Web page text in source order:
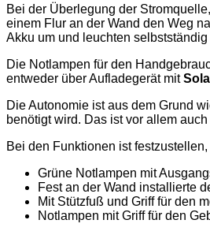
Bei der Überlegung der
einem Flur an der Wand den Weg
Akku um und leuchten
Die Notlampen für den
entweder über Aufladegerät mit
Die Autonomie ist aus dem Grund
benötigt wird. Das ist vor allem
Bei den Funktionen ist
Grüne Notlampen mit
Fest an der Wand installierte
Mit Stützfuß und Griff für den
Notlampen mit Griff für den